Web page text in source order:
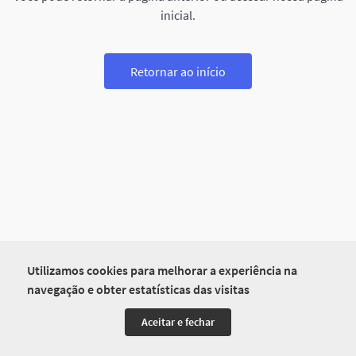
Utilizamos cookies para melhorar a experiência na
navegação e obter estatísticas das visitas
Aceitar e fechar
inicial.
Retornar ao início